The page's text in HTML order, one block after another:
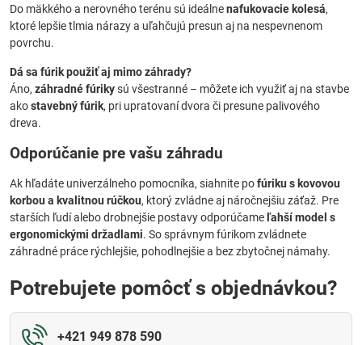
Do mäkkého a nerovného terénu sú ideálnenafukovacie kolesá,
ktoré lepšie tlmia nárazy a uľahčujú presun aj na nespevnenom
povrchu.
Dá sa fúrik použiť aj mimo záhrady?
Áno, záhradné fúrikysú všestranné – môžete ich využiť aj na stavbe
akostavebný fúrik, pri upratovaní dvora či presune palivového
dreva.
Odporúčanie pre vašu záhradu
Ak hľadáte univerzálneho pomocníka, siahnite pofúriku s kovovou
korbou a kvalitnou rúčkou, ktorý zvládne aj náročnejšiu záťaž. Pre
starších ľudí alebo drobnejšie postavy odporúčame ľahší model s
ergonomickými držadlami. So správnym fúrikom zvládnete
záhradné práce rýchlejšie, pohodlnejšie a bez zbytočnej námahy.
Potrebujete pomôcť s objednávkou?
+421 949 878 590